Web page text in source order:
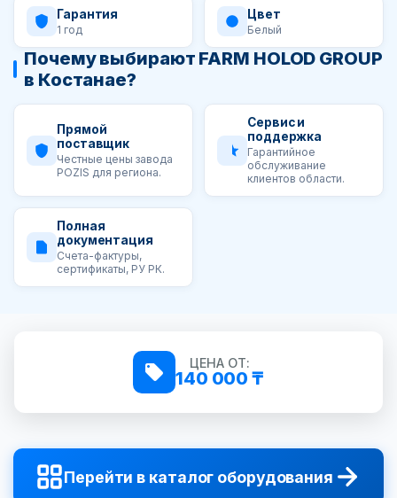
Гарантия
1 год
Цвет
Белый
Почему выбирают FARM HOLOD GROUP
в Костанае?
Прямой
поставщик
Честные цены завода
POZIS для региона.
Сервис и
поддержка
Гарантийное
обслуживание
клиентов области.
Полная
документация
Счета-фактуры,
сертификаты, РУ РК.
ЦЕНА ОТ:
140 000 ₸
Перейти в каталог оборудования